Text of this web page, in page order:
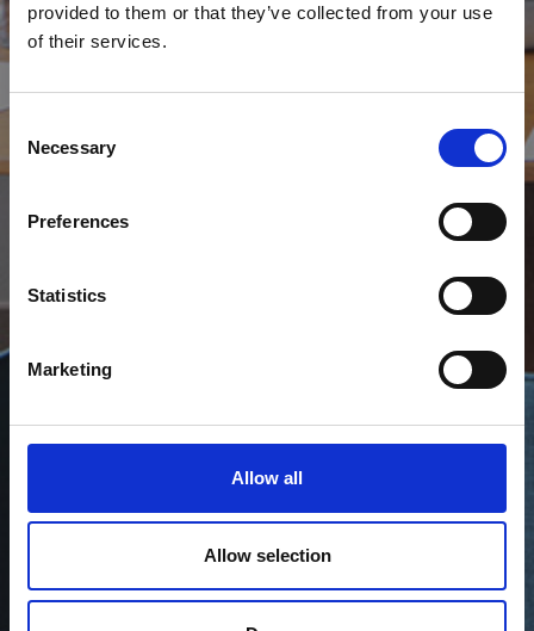
provided to them or that they’ve collected from your use
of their services.
Selection
Necessary
Preferences
Statistics
Marketing
Allow all
Allow selection